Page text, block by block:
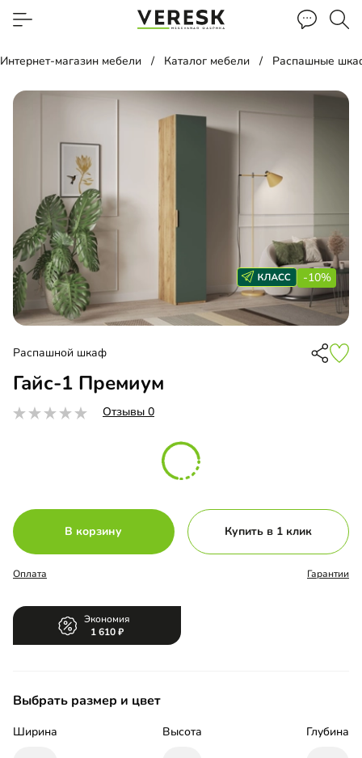
Интернет-магазин мебели Каталог мебели Распашные
-10%
Распашной шкаф
Гайс-1 Премиум
Отзывы 0
В корзину Купить в 1 клик
Оплата Гарантии
Экономия
1 610
Выбрать размер и цвет
Ширина Высота Глубина